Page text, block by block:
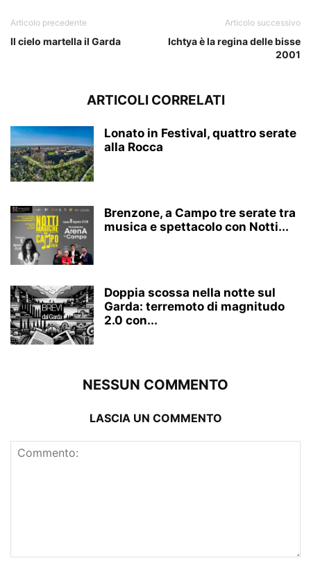
Articolo precedente
Il cielo martella il Garda
Articolo successivo
Ichtya è la regina delle bisse
2001
ARTICOLI CORRELATI
Lonato in Festival, quattro serate
alla Rocca
Brenzone, a Campo tre serate tra
musica e spettacolo con Notti...
Doppia scossa nella notte sul
Garda: terremoto di magnitudo
2.0 con...
NESSUN COMMENTO
LASCIA UN COMMENTO